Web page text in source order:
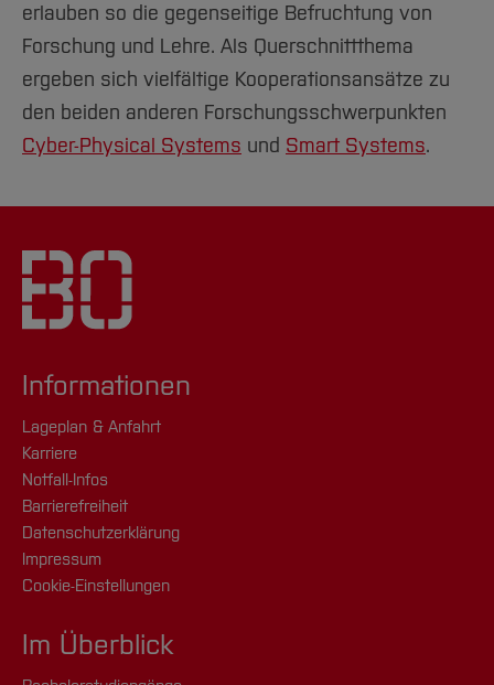
erlauben so die gegenseitige Befruchtung von
Forschung und Lehre. Als Querschnittthema
ergeben sich vielfältige Kooperationsansätze zu
den beiden anderen Forschungsschwerpunkten
Cyber-Physical Systems und Smart Systems.
Informationen
Lageplan & Anfahrt
Karriere
Notfall-Infos
Barrierefreiheit
Datenschutzerklärung
Impressum
Cookie-Einstellungen
Im Überblick